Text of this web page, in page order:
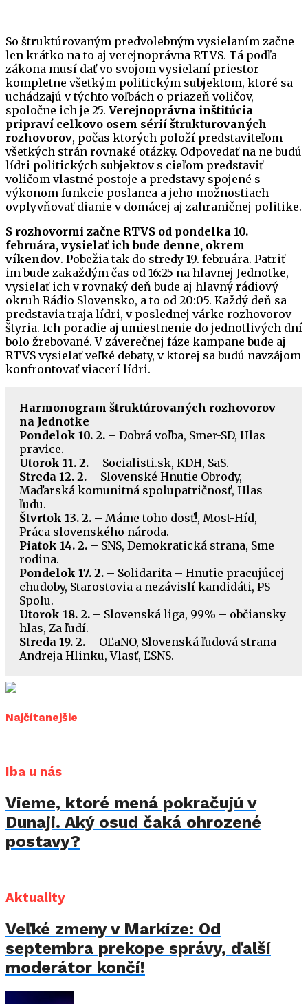
So štruktúrovaným predvolebným vysielaním začne
len krátko na to aj verejnoprávna RTVS. Tá podľa
zákona musí dať vo svojom vysielaní priestor
kompletne všetkým politickým subjektom, ktoré sa
uchádzajú v týchto voľbách o priazeň voličov,
spoločne ich je 25. Verejnoprávna inštitúcia
pripraví celkovo osem sérií štrukturovaných
rozhovorov, počas ktorých položí predstaviteľom
všetkých strán rovnaké otázky. Odpovedať na ne budú
lídri politických subjektov s cieľom predstaviť
voličom vlastné postoje a predstavy spojené s
výkonom funkcie poslanca a jeho možnostiach
ovplyvňovať dianie v domácej aj zahraničnej politike.
S rozhovormi začne RTVS od pondelka 10.
februára, vysielať ich bude denne, okrem
víkendov. Pobežia tak do stredy 19. februára. Patriť
im bude zakaždým čas od 16:25 na hlavnej Jednotke,
vysielať ich v rovnaký deň bude aj hlavný rádiový
okruh Rádio Slovensko, a to od 20:05. Každý deň sa
predstavia traja lídri, v poslednej várke rozhovorov
štyria. Ich poradie aj umiestnenie do jednotlivých dní
bolo žrebované. V záverečnej fáze kampane bude aj
RTVS vysielať veľké debaty, v ktorej sa budú navzájom
konfrontovať viacerí lídri.
Harmonogram štruktúrovaných rozhovorov
na Jednotke
Pondelok 10. 2. – Dobrá voľba, Smer-SD, Hlas
pravice.
Utorok 11. 2. – Socialisti.sk, KDH, SaS.
Streda 12. 2. – Slovenské Hnutie Obrody,
Maďarská komunitná spolupatričnosť, Hlas
ľudu.
Štvrtok 13. 2. – Máme toho dosť!, Most-Híd,
Práca slovenského národa.
Piatok 14. 2. – SNS, Demokratická strana, Sme
rodina.
Pondelok 17. 2. – Solidarita – Hnutie pracujúcej
chudoby, Starostovia a nezávislí kandidáti, PS-
Spolu.
Utorok 18. 2. – Slovenská liga, 99% – občiansky
hlas, Za ľudí.
Streda 19. 2. – OĽaNO, Slovenská ľudová strana
Andreja Hlinku, Vlasť, ĽSNS.
Najčítanejšie
Iba u nás
Vieme, ktoré mená pokračujú v
Dunaji. Aký osud čaká ohrozené
postavy?
Aktuality
Veľké zmeny v Markíze: Od
septembra prekope správy, ďalší
moderátor končí!